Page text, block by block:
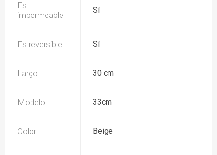
Es
impermeable
Sí
Es reversible Sí
Largo 30 cm
Modelo 33cm
Color Beige